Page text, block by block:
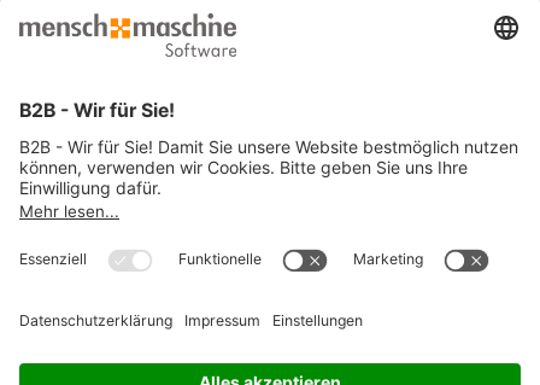
Haben Sie Fragen?
Dann rufen Sie uns an...
von 08:30 bis 12:00 Uhr
und 12:30 bis 17:00 Uhr
Freitag
und 12:30 bis 15:00 Uhr